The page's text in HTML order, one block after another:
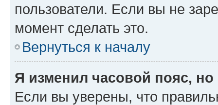
пользователи. Если вы не
момент сделать это.
Вернуться к началу
Я изменил часовой пояс,
Если вы уверены, что